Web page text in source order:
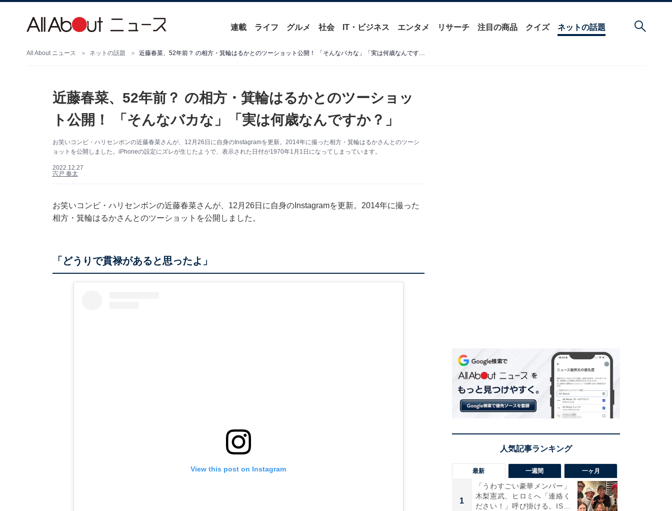
連載 ライフ グルメ 社会 IT・ビジネス エンタメ リサーチ 注目の商品 クイズ ネットの話題
All About ニュース ネットの話題 近藤春菜、52年前？ の相方・箕輪はるかとのツーショット公開！ 「そんなバカな」「実は何歳なんですか？」
近藤春菜、52年前？ の相方・箕輪はるかとのツーショッ
ト公開！ 「そんなバカな」「実は何歳なんですか？」
お笑いコンビ・ハリセンボンの近藤春菜さんが、12月26日に自身のInstagramを更新。2014年に撮った相方・箕輪はるかさんとのツーシ
ョットを公開しました。iPhoneの設定にズレが生じたようで、表示された日付が1970年1月1日になってしまっています。
2022.12.27
宍戸 奏太
お笑いコンビ・ハリセンボンの近藤春菜さんが、12月26日に自身のInstagramを更新。2014年に撮った
相方・箕輪はるかさんとのツーショットを公開しました。
「どうりで貫禄があると思ったよ」
View this post on Instagram 最新 一週間 一ヶ月
1
「うわすごい豪華メンバー」
木梨憲武、ヒロミへ「連絡く
ださい！」呼び掛ける。IS